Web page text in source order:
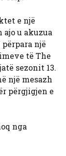
e një
u akuzua
një
të The
sezonit 13.
një mesazh
përgjigjen e
nga